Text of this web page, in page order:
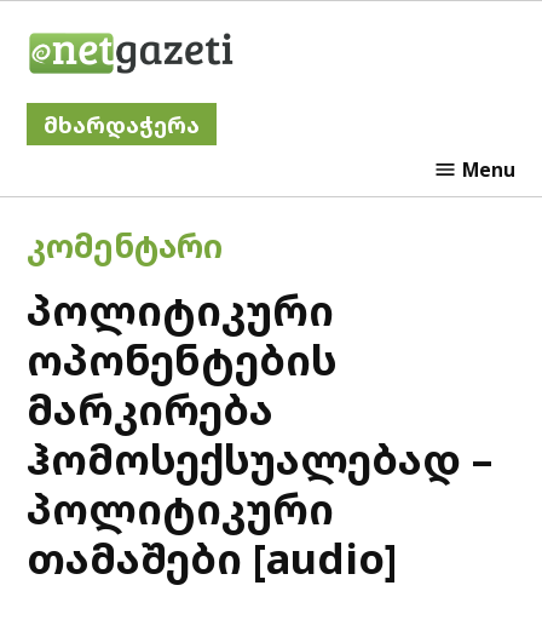
მხარდაჭერა
Menu
POSTED
IN
ᲙᲝᲛᲔᲜᲢᲐᲠᲘ
პოლიტიკური
ოპონენტების
მარკირება
ჰომოსექსუალებად –
პოლიტიკური
თამაშები [audio]